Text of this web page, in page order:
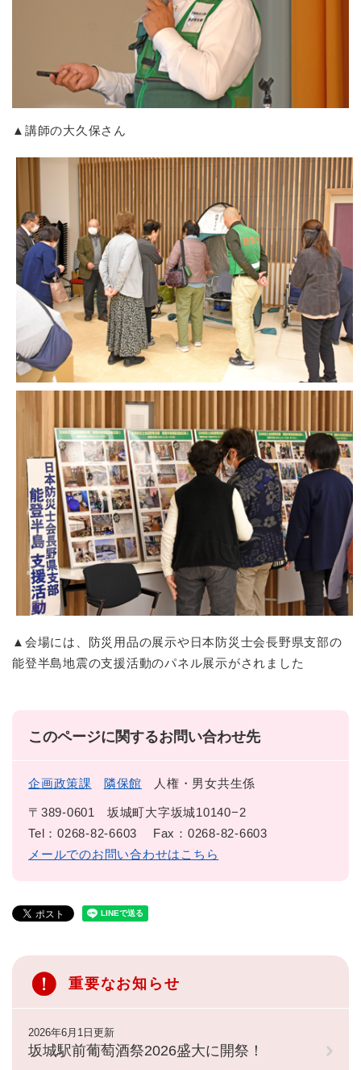
▲講師の大久保さん
▲会場には、防災用品の展示や日本防災士会長野県支部の
能登半島地震の支援活動のパネル展示がされました
このページに関するお問い合わせ先
企画政策課 隣保館 人権・男女共生係
〒389-0601
坂城町大字坂城10140−2
Tel：0268-82-6603
Fax：0268-82-6603
メールでのお問い合わせはこちら
重要なお知らせ
2026年6月1日更新
坂城駅前葡萄酒祭2026盛大に開祭！